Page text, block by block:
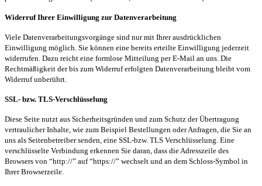
Widerruf Ihrer Einwilligung zur Datenverarbeitung
Viele Datenverarbeitungsvorgänge sind nur mit Ihrer ausdrücklichen
Einwilligung möglich. Sie können eine bereits erteilte Einwilligung jederzeit
widerrufen. Dazu reicht eine formlose Mitteilung per E-Mail an uns. Die
Rechtmäßigkeit der bis zum Widerruf erfolgten Datenverarbeitung bleibt vom
Widerruf unberührt.
SSL- bzw. TLS-Verschlüsselung
Diese Seite nutzt aus Sicherheitsgründen und zum Schutz der Übertragung
vertraulicher Inhalte, wie zum Beispiel Bestellungen oder Anfragen, die Sie an
uns als Seitenbetreiber senden, eine SSL-bzw. TLS Verschlüsselung. Eine
verschlüsselte Verbindung erkennen Sie daran, dass die Adresszeile des
Browsers von “http://” auf “https://” wechselt und an dem Schloss-Symbol in
Ihrer Browserzeile.